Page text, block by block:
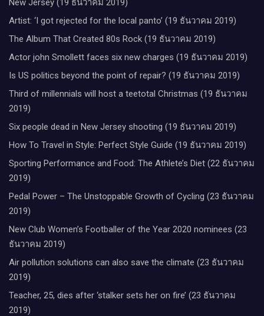
New Jersey (19 ธันวาคม 2019)
Artist: ‘I got rejected for the local panto’ (19 ธันวาคม 2019)
The Album That Created 80s Rock (19 ธันวาคม 2019)
Actor john Smollett faces six new charges (19 ธันวาคม 2019)
Is US politics beyond the point of repair? (19 ธันวาคม 2019)
Third of millennials will host a teetotal Christmas (19 ธันวาคม
2019)
Six people dead in New Jersey shooting (19 ธันวาคม 2019)
How To Travel in Style: Perfect Style Guide (19 ธันวาคม 2019)
Sporting Performance and Food: The Athlete’s Diet (22 ธันวาคม
2019)
Pedal Power – The Unstoppable Growth of Cycling (23 ธันวาคม
2019)
New Club Women’s Footballer of the Year 2020 nominees (23
ธันวาคม 2019)
Air pollution solutions can also save the climate (23 ธันวาคม
2019)
Teacher, 25, dies after ‘stalker sets her on fire’ (23 ธันวาคม
2019)